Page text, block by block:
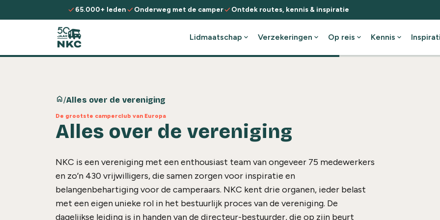
Spring naar de inhoud
check65.000+ ledencheckOnderweg met de campercheckOntdek routes, kennis & inspiratie
Lidmaatschap expand_more Verzekeringen expand_more Op reis expand_more Kennis expand_more
home/Alles over de vereniging
De grootste camperclub van Europa
Alles over de vereniging
NKC is een vereniging met een enthousiast team van ongeveer 75 medewerkers
en zo’n 430 vrijwilligers, die samen zorgen voor inspiratie en
belangenbehartiging voor de camperaars. NKC kent drie organen, ieder belast
met een eigen unieke rol in het bestuurlijk proces van de vereniging. De
dagelijkse leiding is in handen van de directeur-bestuurder, die op zijn beurt